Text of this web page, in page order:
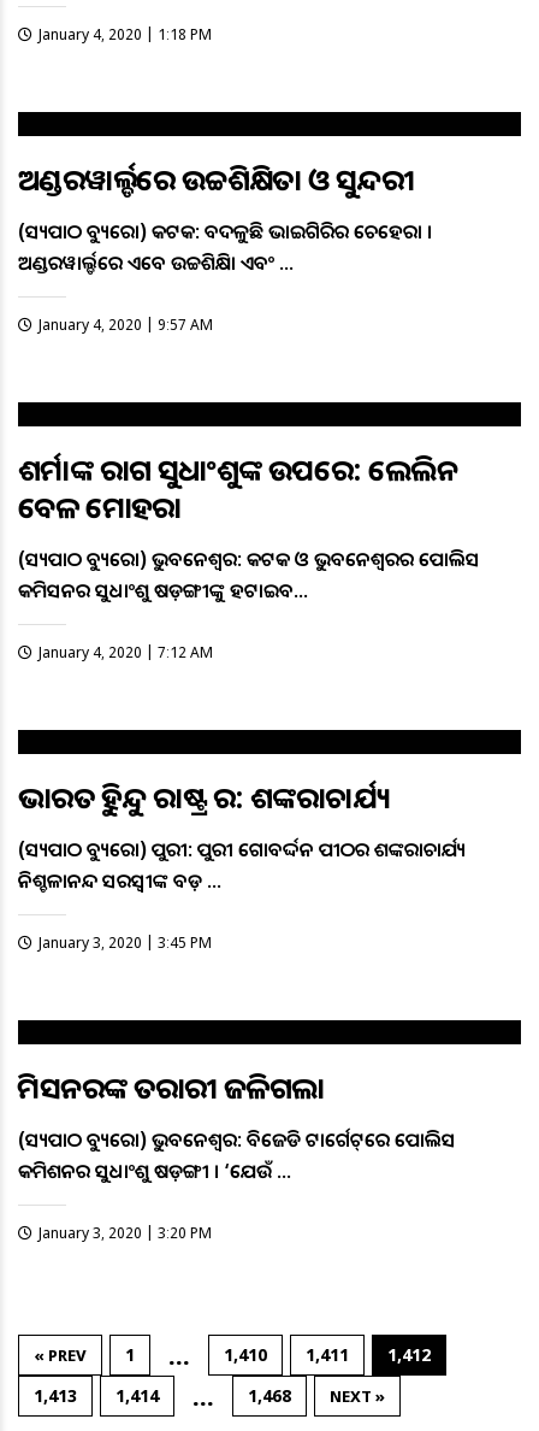
January 4, 2020 | 1:18 PM
ଅଣ୍ଡରୱାର୍ଲ୍ଡରେ ଉଚ୍ଚଶିକ୍ଷିତା ଓ ସୁନ୍ଦରୀ
(ସତ୍ୟପାଠ ବ୍ୟୁରୋ) କଟକ: ବଦଳୁଛି ଭାଇଗିରିର ଚେହେରା ।
ଅଣ୍ଡରୱାର୍ଲ୍ଡରେ ଏବେ ଉଚ୍ଚଶିକ୍ଷିତା ଏବଂ …
January 4, 2020 | 9:57 AM
ଶର୍ମାଙ୍କ ରାଗ ସୁଧାଂଶୁଙ୍କ ଉପରେ: ଲେଲିନ
କେବଳ ମୋହରା
(ସତ୍ୟପାଠ ବ୍ୟୁରୋ) ଭୁବନେଶ୍ବର: କଟକ ଓ ଭୁବନେଶ୍ବରର ପୋଲିସ
କମିସନର ସୁଧାଂଶୁ ଷଡ଼ଙ୍ଗୀଙ୍କୁ ହଟାଇବ…
January 4, 2020 | 7:12 AM
ଭାରତକୁ ହିନ୍ଦୁ ରାଷ୍ଟ୍ର କର: ଶଙ୍କରାଚାର୍ଯ୍ୟ
(ସତ୍ୟପାଠ ବ୍ୟୁରୋ) ପୁରୀ: ପୁରୀ ଗୋବର୍ଦ୍ଦନ ପୀଠର ଶଙ୍କରାଚାର୍ଯ୍ୟ
ନିଶ୍ଚଳାନନ୍ଦ ସରସ୍ୱତୀଙ୍କ ବଡ଼ …
January 3, 2020 | 3:45 PM
କମିସନରଙ୍କ ତରକାରୀ ଜଳିଗଲା
(ସତ୍ୟପାଠ ବ୍ୟୁରୋ) ଭୁବନେଶ୍ବର: ବିଜେଡି ଟାର୍ଗେଟ୍‌ରେ ପୋଲିସ
କମିଶନର ସୁଧାଂଶୁ ଷଡ଼ଙ୍ଗୀ । ‘ଯେଉଁ …
January 3, 2020 | 3:20 PM
« PREV 1 … 1,410 1,411
1,412
1,413
1,414 … 1,468 NEXT »